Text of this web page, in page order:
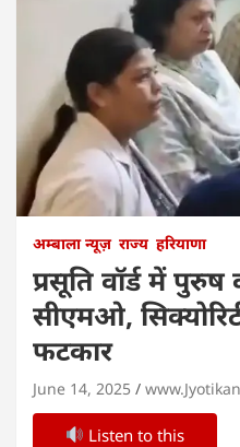
अम्बाला न्यूज़ राज्य हरियाणा
प्रसूति वॉर्ड में
सीएमओ,
फटकार
June 14, 2025
Listen to this